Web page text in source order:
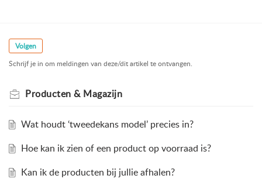
Volgen
Schrijf je in om meldingen van deze/dit artikel te ontvangen.
Producten & Magazijn
Wat houdt ‘tweedekans model’ precies in?
Hoe kan ik zien of een product op voorraad is?
Kan ik de producten bij jullie afhalen?